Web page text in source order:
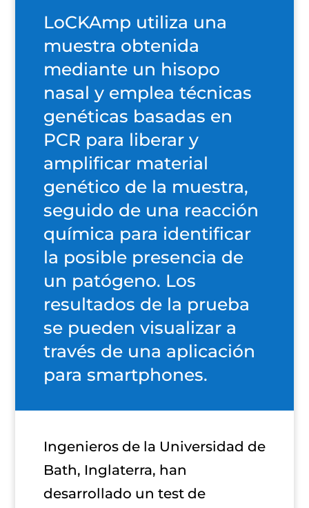
LoCKAmp utiliza una
muestra obtenida
mediante un hisopo
nasal y emplea técnicas
genéticas basadas en
PCR para liberar y
amplificar material
genético de la muestra,
seguido de una reacción
química para identificar
la posible presencia de
un patógeno. Los
resultados de la prueba
se pueden visualizar a
través de una aplicación
para smartphones.
Ingenieros de la Universidad de
Bath, Inglaterra, han
desarrollado un test de